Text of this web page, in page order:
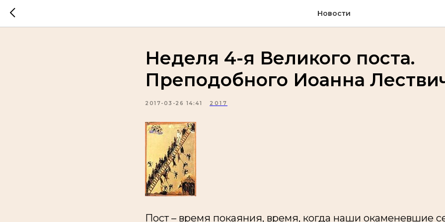
Новости
Неделя 4-я Великого поста.
Преподобного Иоанна
2017-03-26 14:41 2017
Пост – время покаяния, время, когда наши окаменевшие